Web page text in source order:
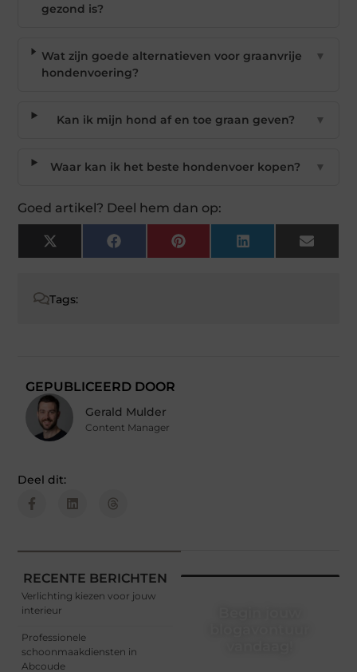
gezond is?
Wat zijn goede alternatieven voor graanvrije
hondenvoering?
▼
Kan ik mijn hond af en toe graan geven? ▼
Waar kan ik het beste hondenvoer kopen? ▼
Goed artikel? Deel hem dan op:
X
(Twitter)
Facebook Pinterest LinkedIn Email
Tags:
GEPUBLICEERD DOOR
Gerald Mulder
Content Manager
Deel dit:
RECENTE BERICHTEN
Verlichting kiezen voor jouw
interieur
Professionele
schoonmaakdiensten in
Abcoude